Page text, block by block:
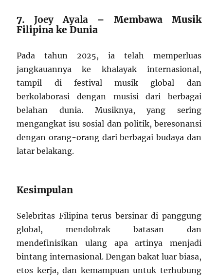
7.Joey Ayala– Membawa Musik
Filipina ke Dunia
Pada tahun 2025, ia telah memperluas
jangkauannya ke khalayak internasional,
tampil di festival musik global dan
berkolaborasi dengan musisi dari berbagai
belahan dunia. Musiknya, yang sering
mengangkat isu sosial dan politik, beresonansi
dengan orang-orang dari berbagai budaya dan
latar belakang.
Kesimpulan
Selebritas Filipina terus bersinar di panggung
global, mendobrak batasan dan
mendefinisikan ulang apa artinya menjadi
bintang internasional. Dengan bakat luar biasa,
etos kerja, dan kemampuan untuk terhubung